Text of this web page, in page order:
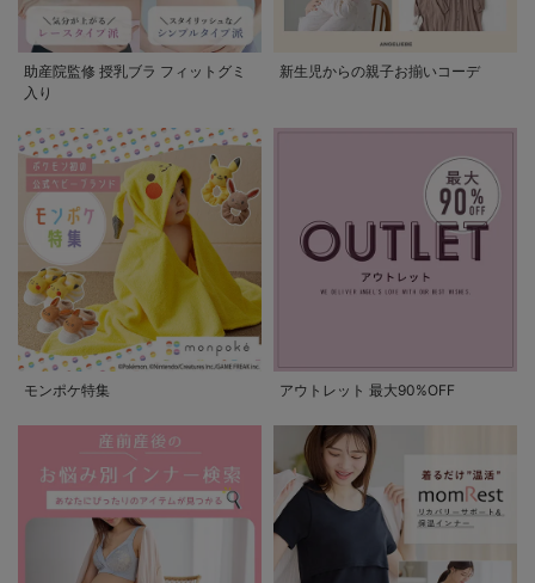
助産院監修 授乳ブラ フィットグミ
入り
新生児からの親子お揃いコーデ
モンポケ特集 アウトレット 最大90%OFF